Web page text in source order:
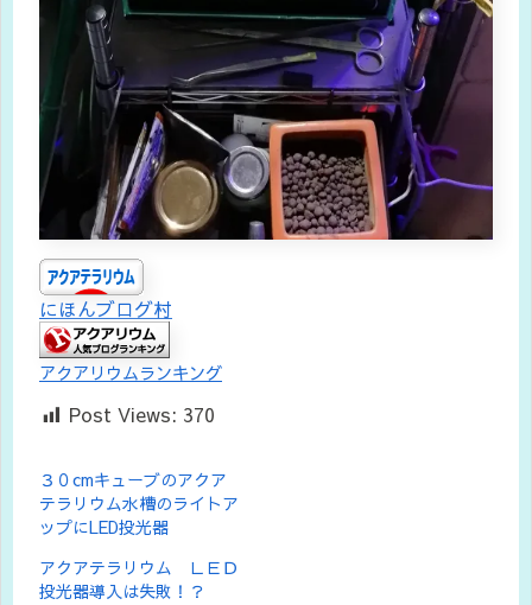
にほんブログ村
アクアリウムランキング
Post Views: 370
３０cmキューブのアクア
テラリウム水槽のライトア
ップにLED投光器
アクアテラリウム ＬＥＤ
投光器導入は失敗！？